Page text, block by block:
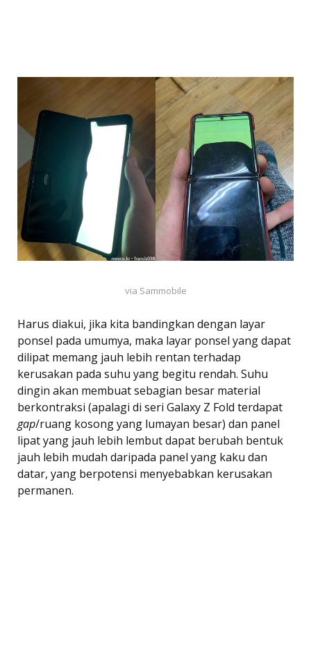
via Sammobile
Harus diakui, jika kita bandingkan dengan layar
ponsel pada umumya, maka layar ponsel yang dapat
dilipat memang jauh lebih rentan terhadap
kerusakan pada suhu yang begitu rendah. Suhu
dingin akan membuat sebagian besar material
berkontraksi (apalagi di seri Galaxy Z Fold terdapat
gap/ruang kosong yang lumayan besar) dan panel
lipat yang jauh lebih lembut dapat berubah bentuk
jauh lebih mudah daripada panel yang kaku dan
datar, yang berpotensi menyebabkan kerusakan
permanen.